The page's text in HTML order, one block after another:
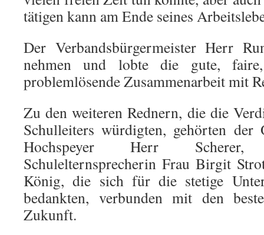
tätigen kann am Ende seines
Der Verbandsbürgermeister Herr
nehmen und lobte die gute,
problemlösende Zusammenarbeit mit
Zu den weiteren Rednern, die die
Schulleiters würdigten, gehörten der
Hochspeyer Herr
Schulelternsprecherin Frau Birgit
König, die sich für die stetige
bedankten, verbunden mit den
Zukunft.